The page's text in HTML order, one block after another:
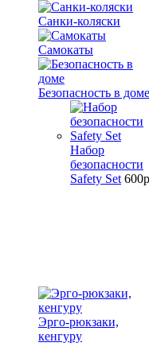
Санки-коляски
Самокаты
Безопасность в доме
Набор
безопасности
Safety Set
Эрго-рюкзаки,
кенгуру